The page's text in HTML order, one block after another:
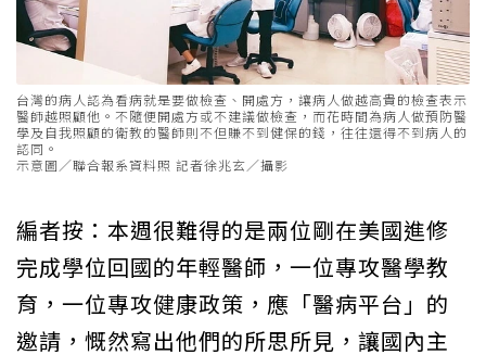
台灣的病人認為看病就是要做檢查、開處方，讓病人做越高貴的檢查表示
醫師越照顧他。不隨便開處方或不建議做檢查，而花時間為病人做預防醫
學及自我照顧的衛教的醫師則不但賺不到健保的錢，往往還得不到病人的
認同。
示意圖／聯合報系資料照 記者徐兆玄／攝影
編者按：本週很難得的是兩位剛在美國進修
完成學位回國的年輕醫師，一位專攻醫學教
育，一位專攻健康政策，應「醫病平台」的
邀請，慨然寫出他們的所思所見，讓國內主